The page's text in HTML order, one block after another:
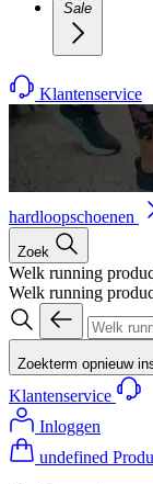
Sale
Klantenservice
hardloopschoenen
Zoek
Welk running
Welk running
Zoekterm opnieuw
Klantenservice
Inloggen
undefined